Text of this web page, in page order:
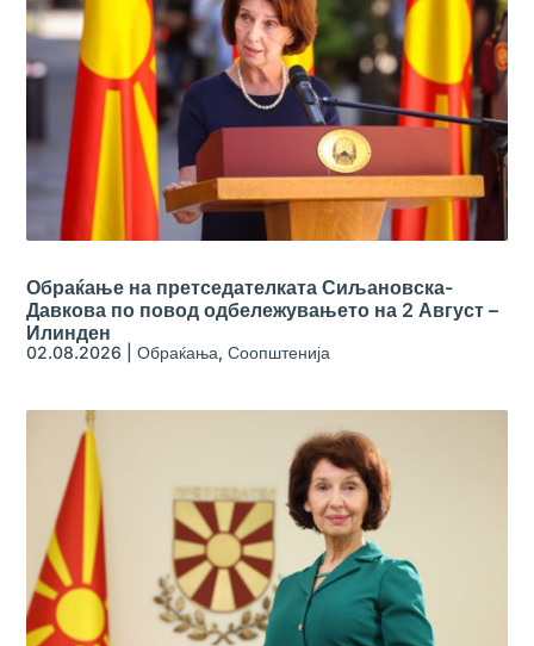
Обраќање на претседателката Сиљановска-
Давкова по повод одбележувањето на 2 Август –
Илинден
02.08.2026 |Обраќања,Соопштенија